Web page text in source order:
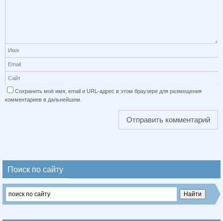
Сохранить моё имя, email и URL-адрес в этом браузере для размещения
комментариев в дальнейшем.
Поиск по сайту